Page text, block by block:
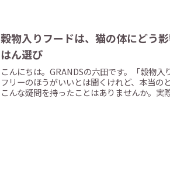
穀物入りフードは、猫の体にどう
はん選び
こんにちは。GRANDSの六田です。「穀物
フリーのほうがいいとは聞くけれど、本当の
こんな疑問を持ったことはありませんか。実